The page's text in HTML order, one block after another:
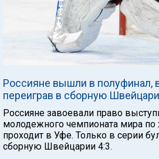
Россияне вышли в полуфинал,
переиграв в сборную
Россияне завоевали право
молодежного чемпионата мира
проходит в Уфе. Только в серии
сборную Швейцарии 4:3.